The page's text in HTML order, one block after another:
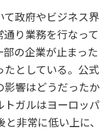
政府やビジネス界
り業務を行なって
の企業が止まった
たとしている。公式
影響はどうだったか
ガルはヨーロッパ
非常に低い上に、